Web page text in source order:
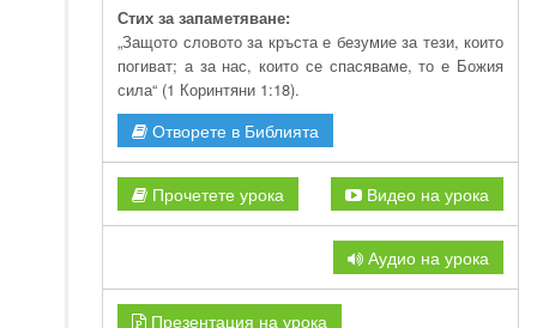
Стих за запаметяване:
„Защото словото за кръста е безумие за тези, които
погиват; а за нас, които се спасяваме, то е Божия
сила“ (1 Коринтяни 1:18).
Отворете в Библията
Прочетете урока Видео на урока
Аудио на урока
Презентация на урока